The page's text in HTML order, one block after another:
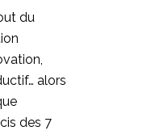
du
alors
des 7